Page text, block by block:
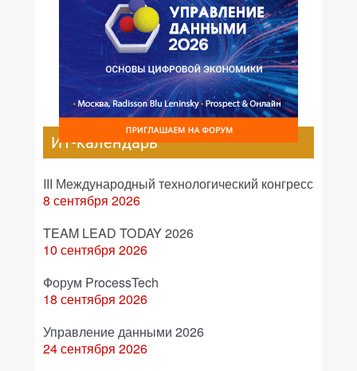
ИТ-календарь
III Международный технологический конгресс
8 сентября 2026
TEAM LEAD TODAY 2026
10 сентября 2026
Форум ProcessTech
18 сентября 2026
Управление данными 2026
24 сентября 2026